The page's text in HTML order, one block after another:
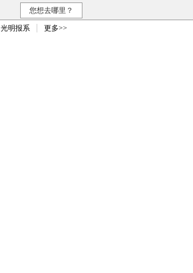
您想去哪里？
光明报系 更多>>